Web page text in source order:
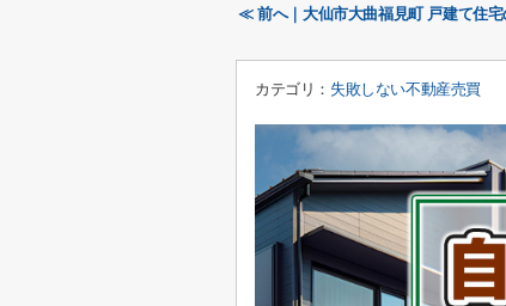
≪ 前へ｜大仙市大曲福見町 戸建て住宅
カテゴリ： 失敗しない不動産売買